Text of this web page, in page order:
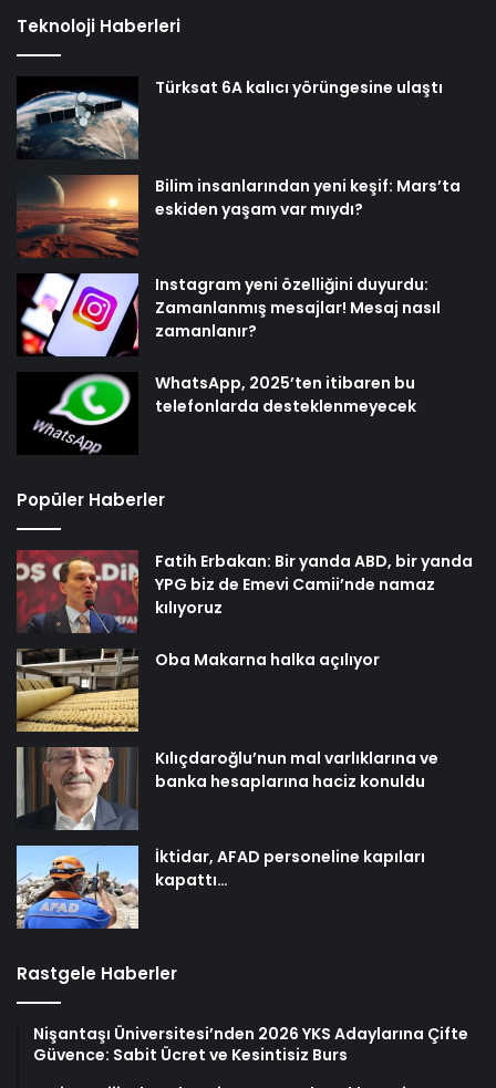
Teknoloji Haberleri
Türksat 6A kalıcı yörüngesine ulaştı
Bilim insanlarından yeni keşif: Mars’ta
eskiden yaşam var mıydı?
Instagram yeni özelliğini duyurdu:
Zamanlanmış mesajlar! Mesaj nasıl
zamanlanır?
WhatsApp, 2025’ten itibaren bu
telefonlarda desteklenmeyecek
Popüler Haberler
Fatih Erbakan: Bir yanda ABD, bir yanda
YPG biz de Emevi Camii’nde namaz
kılıyoruz
Oba Makarna halka açılıyor
Kılıçdaroğlu’nun mal varlıklarına ve
banka hesaplarına haciz konuldu
İktidar, AFAD personeline kapıları
kapattı…
Rastgele Haberler
Nişantaşı Üniversitesi’nden 2026 YKS Adaylarına Çifte
Güvence: Sabit Ücret ve Kesintisiz Burs